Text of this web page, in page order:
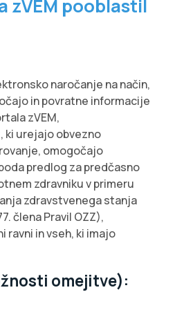
zVEM pooblastil
naročanje na način,
in povratne informacije
zVEM,
ki urejajo obvezno
omogočajo
predlog za predčasno
zdravniku v primeru
zdravstvenega stanja
člena Pravil OZZ),
ravni in vseh, ki imajo
omejitve):